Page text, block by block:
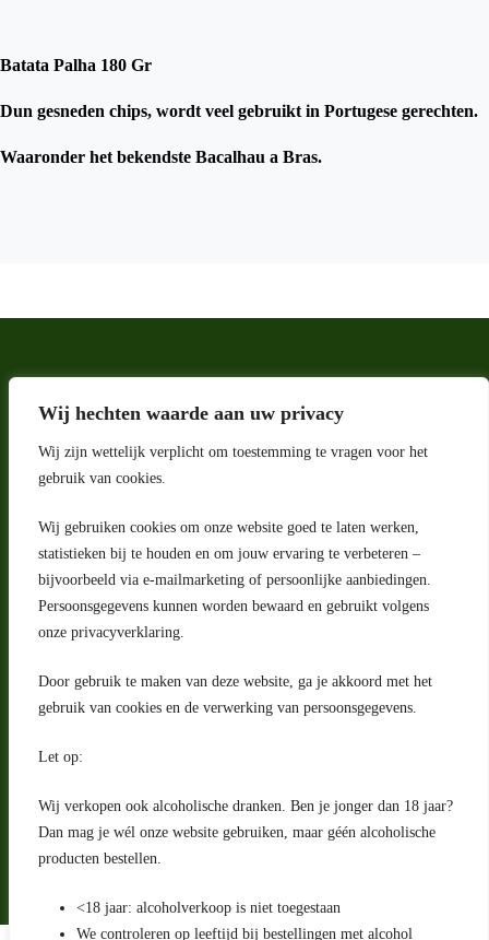
Wij hechten waarde aan uw privacy
Wij zijn wettelijk verplicht om toestemming te vragen voor het
gebruik van cookies.
Wij gebruiken cookies om onze website goed te laten werken,
statistieken bij te houden en om jouw ervaring te verbeteren –
bijvoorbeeld via e-mailmarketing of persoonlijke aanbiedingen.
Persoonsgegevens kunnen worden bewaard en gebruikt volgens
onze privacyverklaring.
Door gebruik te maken van deze website, ga je akkoord met het
gebruik van cookies en de verwerking van persoonsgegevens.
Let op:
Wij verkopen ook alcoholische dranken. Ben je jonger dan 18 jaar?
Dan mag je wél onze website gebruiken, maar géén alcoholische
producten bestellen.
<18 jaar: alcoholverkoop is niet toegestaan
We controleren op leeftijd bij bestellingen met alcohol
Batata Palha 180 Gr
Dun gesneden chips, wordt veel gebruikt in Portugese gerechten.
Waaronder het bekendste Bacalhau a Bras.
Adres
Riga 4 E
2993 LW Barendrecht
Nederland
Contact
klantenservice@portugeseproducten.nl
Facebook
Herroepingsrecht
Bij bezorging van alcoholhoudende dranken voert de bezorger